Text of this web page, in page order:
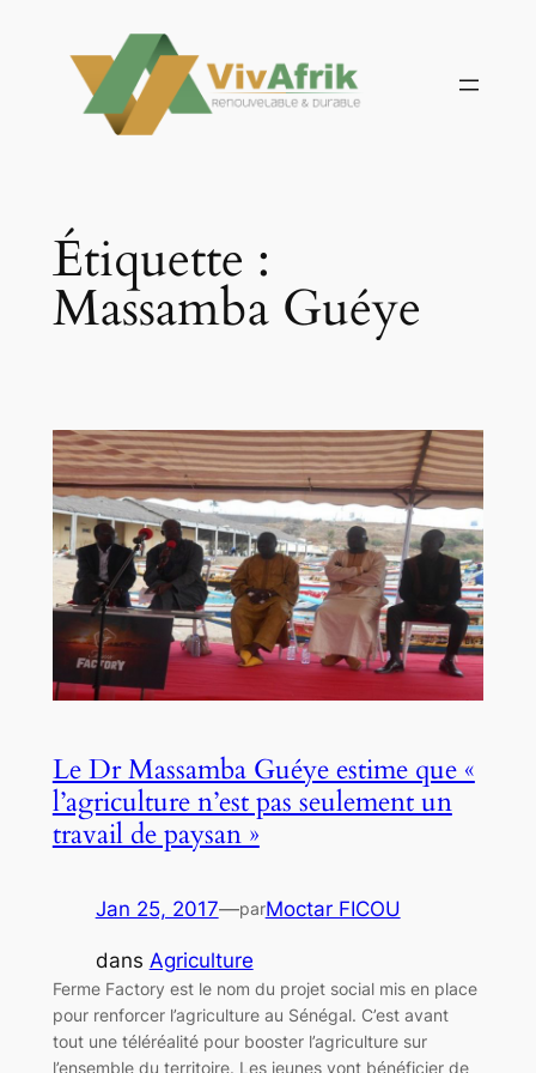
contenu
Étiquette :
Massamba Guéye
Le Dr Massamba Guéye estime que «
l’agriculture n’est pas seulement un
travail de paysan »
Jan 25, 2017—parMoctar FICOU
dans Agriculture
Ferme Factory est le nom du projet social mis en place
pour renforcer l’agriculture au Sénégal. C’est avant
tout une téléréalité pour booster l’agriculture sur
l’ensemble du territoire. Les jeunes vont bénéficier de